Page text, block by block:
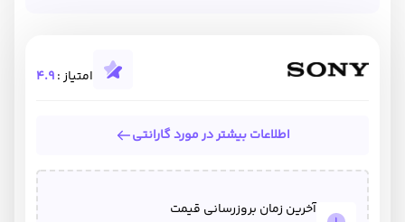
امتیاز :4.9
اطلاعات بیشتر در مورد گارانتی
آخرین زمان بروزرسانی قیمت